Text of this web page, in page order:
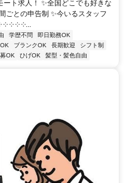
ト求人！ ✨全国どこでも好きな
ごとの申告制 ✨今いるスタッフ
༶ ༶ ༶ ༶...
学歴不問
即日勤務OK
ブランクOK 長期歓迎
シフト制
OK ひげOK 髪型・髪色自由